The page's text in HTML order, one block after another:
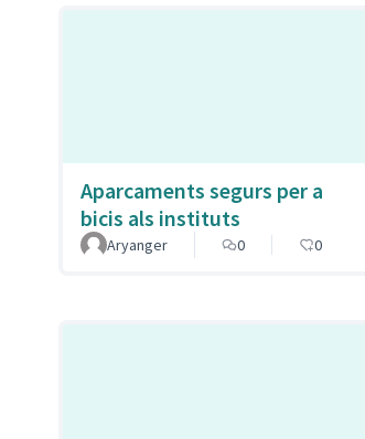
Aparcaments segurs per a
bicis als instituts
Aryanger 0 0